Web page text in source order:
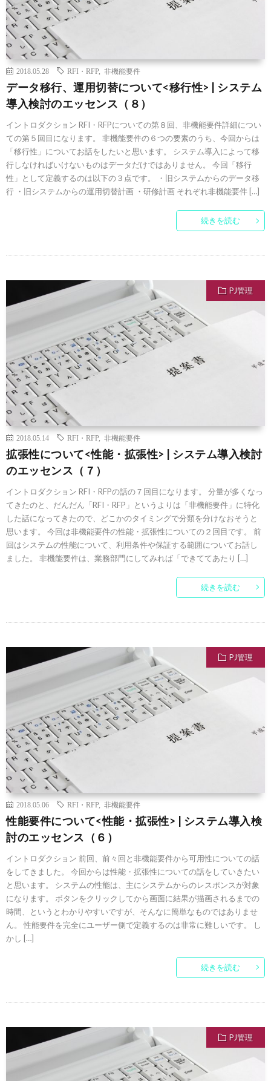
2018.05.28 RFI・RFP 非機能要件
データ移行、運用切替について<移行性> | システム
導入検討のエッセンス（８）
イントロダクション RFI・RFPについての第８回、非機能要件詳細につい
ての第５回目になります。 非機能要件の６つの要素のうち、今回からは
「移行性」についてお話をしたいと思います。 システム導入によって移
行しなければいけないものはデータだけではありません。 今回「移行
性」として定義するのは以下の３点です。 ・旧システムからのデータ移
行 ・旧システムからの運用切替計画 ・研修計画 それぞれ非機能要件 […]
続きを読む
PJ管理
2018.05.14 RFI・RFP 非機能要件
拡張性について<性能・拡張性> | システム導入検討
のエッセンス（７）
イントロダクション RFI・RFPの話の７回目になります。 分量が多くなっ
てきたのと、だんだん「RFI・RFP」というよりは「非機能要件」に特化
した話になってきたので、どこかのタイミングで分類を分けなおそうと
思います。 今回は非機能要件の性能・拡張性についての２回目です。 前
回はシステムの性能について、利用条件や保証する範囲についてお話し
ました。 非機能要件は、業務部門にしてみれば「できててあたり […]
続きを読む
PJ管理
2018.05.06 RFI・RFP 非機能要件
性能要件について<性能・拡張性> | システム導入検
討のエッセンス（６）
イントロダクション 前回、前々回と非機能要件から可用性についての話
をしてきました。 今回からは性能・拡張性についての話をしていきたい
と思います。 システムの性能は、主にシステムからのレスポンスが対象
になります。 ボタンをクリックしてから画面に結果が描画されるまでの
時間、というとわかりやすいですが、そんなに簡単なものではありませ
ん。 性能要件を完全にユーザー側で定義するのは非常に難しいです。 し
かし […]
続きを読む
PJ管理